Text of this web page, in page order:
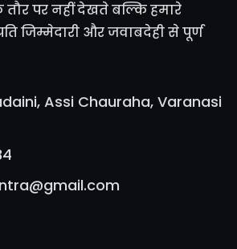
तौर पर नहीं देखते बल्कि हमारे
जिम्मेदारी और जवाबदेही से पूर्ण
Assi Chauraha, Varanasi